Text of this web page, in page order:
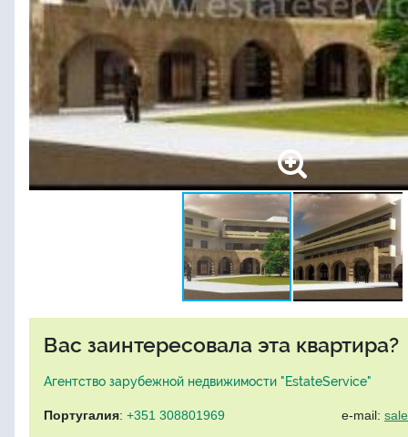
Вас заинтересовала эта квартира?
Агентство зарубежной недвижимости "EstateService"
Португалия: +351 308801969 e-mail: